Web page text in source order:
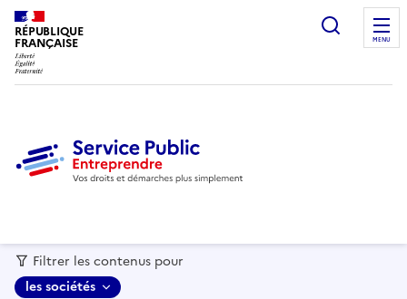
RÉPUBLIQUE
FRANÇAISE MENU
Filtrer les contenus pour
les sociétés